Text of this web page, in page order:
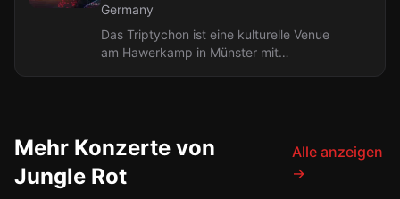
Germany
Das Triptychon ist eine kulturelle Venue
am Hawerkamp in Münster mit
Mehr Konzerte von
Jungle Rot
Alle anzeigen
→